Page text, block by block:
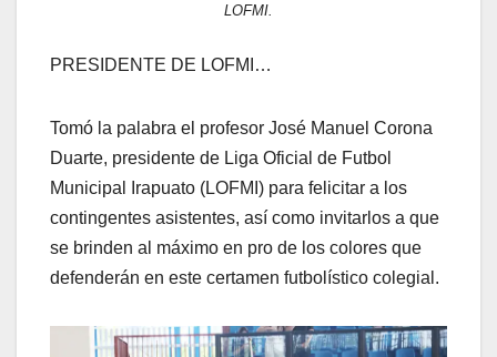
LOFMI.
PRESIDENTE DE LOFMI…
Tomó la palabra el profesor José Manuel Corona
Duarte, presidente de Liga Oficial de Futbol
Municipal Irapuato (LOFMI) para felicitar a los
contingentes asistentes, así como invitarlos a que
se brinden al máximo en pro de los colores que
defenderán en este certamen futbolístico colegial.